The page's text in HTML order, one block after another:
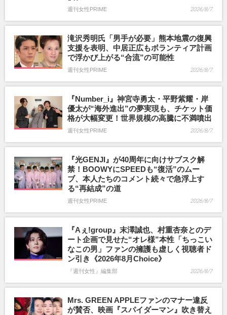
週刊女性PRIME 2026/8/7
滝沢秀明氏「男手が必要」熊本地震の復興
支援を表明、中居正広もボランティア計画
で浮かび上がる“合流”の可能性
週刊女性PRIME 2026/8/7
『Number_i』神宮寺勇太・平野紫耀・岸
優太が“海外進出”の夢実現も、チケット価
格が大幅変更！世界規模の高騰に不満噴出
週刊女性PRIME 2026/8/7
『光GENJI』が40周年に向けサブスク解
禁！BOOWYにSPEEDも“復活”のムー
ブ、本人たちのコメント続々で急浮上す
る“再結成”の道
週刊女性PRIME 2026/8/7
『Aぇ!group』末澤誠也、村重杏奈とのデ
ート企画で見せた“オレ様”本性「ちっこい
なこの男」ファンの擁護も虚しく視聴者ド
ン引き《2026年8月Choice》
『週刊女性』編集部 2026/8/7
Mrs. GREEN APPLEファンのマナー違反
が賛否、映画『スパイダーマン』吹き替え